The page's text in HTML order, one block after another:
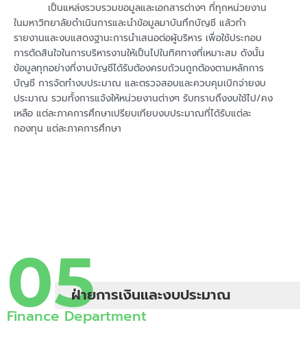
เป็นแหล่งรวบรวมขอมูลและเอกสารต่างๆ ที่ทุกหน่วยงาน
ในมหาวิทยาลัยดำเนินการและนำข้อมูลมาบันทึกบัญชี แล้วทำ
รายงานและงบแสดงฐานะการนำเสนอต่อผู้บริหาร เพื่อใช้ประกอบ
การตัดสินใจในการบริหารงานให้เป็นไปในทิศทางที่เหมาะสม ดังนั้น
ข้อมูลทุกอย่างที่งานบัญชีได้รับต้องครบถ้วนถูกต้องตามหลักการ
บัญชี การจัดทำงบประมาณ และตรวจสอบและควบคุมเบิกจ่ายงบ
ประมาณ รวมทั้งการแจ้งให้หน่วยงานต่างๆ รับทราบถึงงบใช้ไป/คง
เหลือ แต่ละภาคการศึกษาเปรียบเทียบงบประมาณที่ได้รับแต่ละ
กองทุน แต่ละภาคการศึกษา
05ฝ่ายการเงินและงบประมาณ
Finance Department